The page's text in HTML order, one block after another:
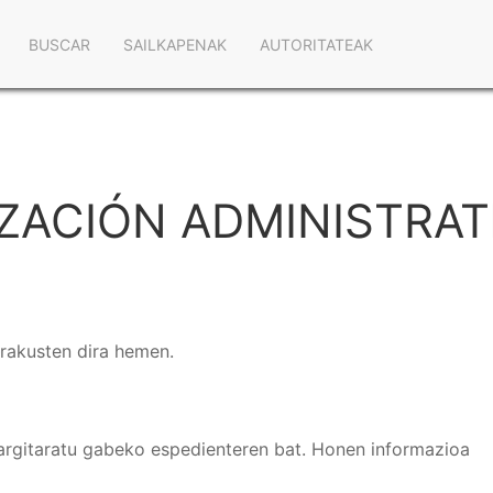
BUSCAR SAILKAPENAK AUTORITATEAK
dira hemen.
gabeko espedienteren bat. Honen informazioa